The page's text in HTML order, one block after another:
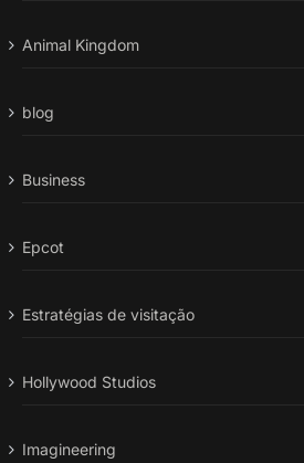
Animal Kingdom
blog
Business
Epcot
Estratégias de visitação
Hollywood Studios
Imagineering